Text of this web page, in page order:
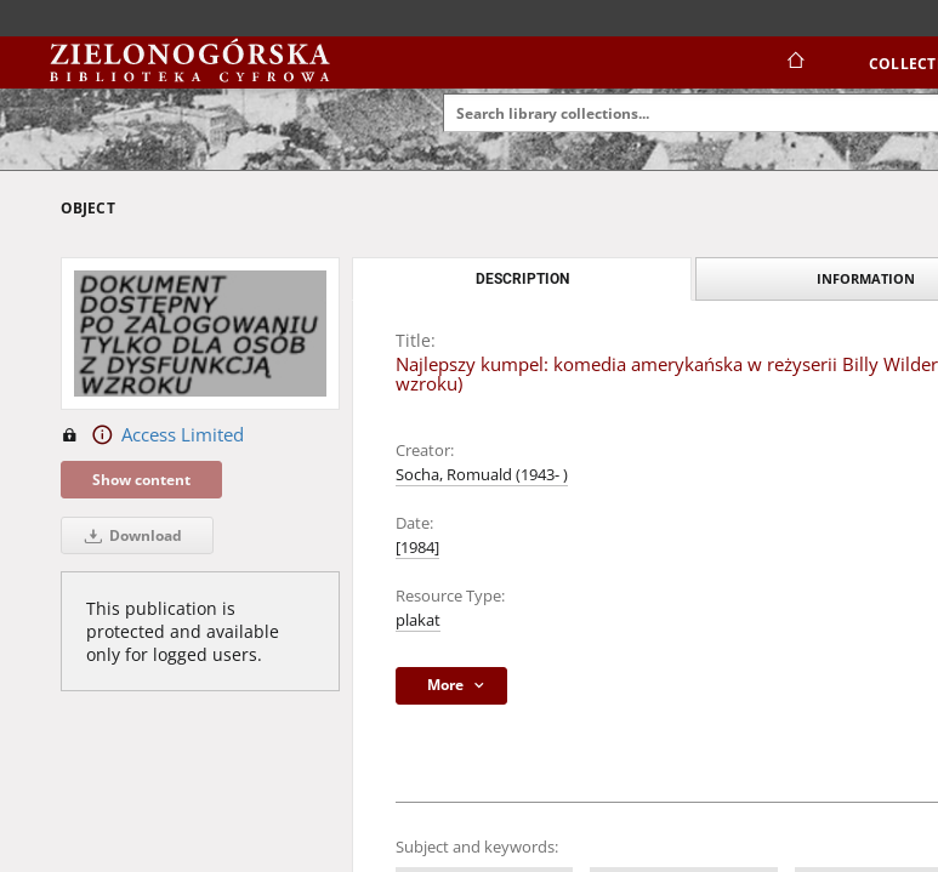
OBJECT
Access Limited
Show content
Download
This publication is
protected and available
only for logged users.
DESCRIPTION INFORMATION
Title:
Najlepszy kumpel: komedia amerykańska w reżyserii Billy
wzroku)
Creator:
Socha, Romuald (1943- )
Date:
[1984]
Resource Type:
plakat
More
Subject and keywords: